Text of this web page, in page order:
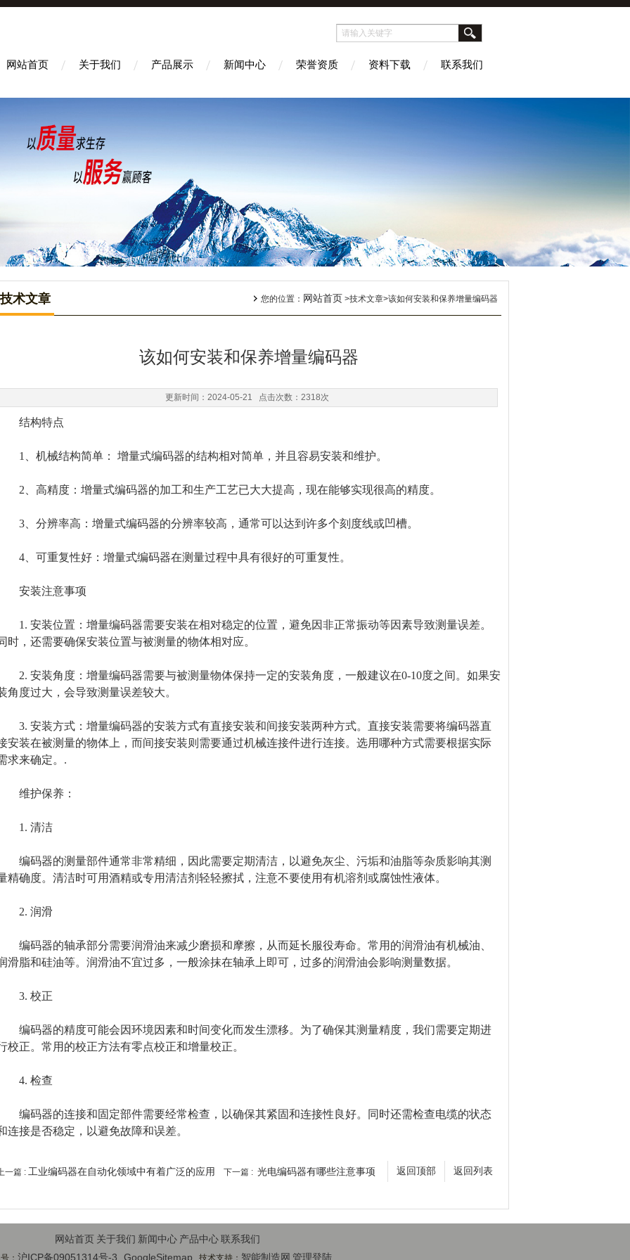
网站首页 关于我们 产品展示 新闻中心 荣誉资质 资料下载 联系我们
技术文章 您的位置： 网站首页 >技术文章>该如何安装和保养增量编码器
该如何安装和保养增量编码器
更新时间：2024-05-21 点击次数：2318次
构特点
、机械结构简单： 增量式编码器的结构相对简单，并且容易安装和维护。
、高精度：增量式编码器的加工和生产工艺已大大提高，现在能够实现很高的精度。
、分辨率高：增量式编码器的分辨率较高，通常可以达到许多个刻度线或凹槽。
、可重复性好：增量式编码器在测量过程中具有很好的可重复性。
装注意事项
安装位置：增量编码器需要安装在相对稳定的位置，避免因非正常振动等因素导致测量误差。
时，还需要确保安装位置与被测量的物体相对应。
安装角度：增量编码器需要与被测量物体保持一定的安装角度，一般建议在0-10度之间。如果安
角度过大，会导致测量误差较大。
安装方式：增量编码器的安装方式有直接安装和间接安装两种方式。直接安装需要将编码器直
安装在被测量的物体上，而间接安装则需要通过机械连接件进行连接。选用哪种方式需要根据实际
求来确定。.
护保养：
清洁
码器的测量部件通常非常精细，因此需要定期清洁，以避免灰尘、污垢和油脂等杂质影响其测
精确度。清洁时可用酒精或专用清洁剂轻轻擦拭，注意不要使用有机溶剂或腐蚀性液体。
润滑
码器的轴承部分需要润滑油来减少磨损和摩擦，从而延长服役寿命。常用的润滑油有机械油、
滑脂和硅油等。润滑油不宜过多，一般涂抹在轴承上即可，过多的润滑油会影响测量数据。
校正
码器的精度可能会因环境因素和时间变化而发生漂移。为了确保其测量精度，我们需要定期进
校正。常用的校正方法有零点校正和增量校正。
检查
码器的连接和固定部件需要经常检查，以确保其紧固和连接性良好。同时还需检查电缆的状态
连接是否稳定，以避免故障和误差。
返回列表
返回顶部
一篇 : 工业编码器在自动化领域中有着广泛的应用 下一篇 : 光电编码器有哪些注意事项
网站首页 关于我们 新闻中心 产品中心联系我们
： 沪ICP备09051314号-3 GoogleSitemap 技术支持： 智能制造网 管理登陆